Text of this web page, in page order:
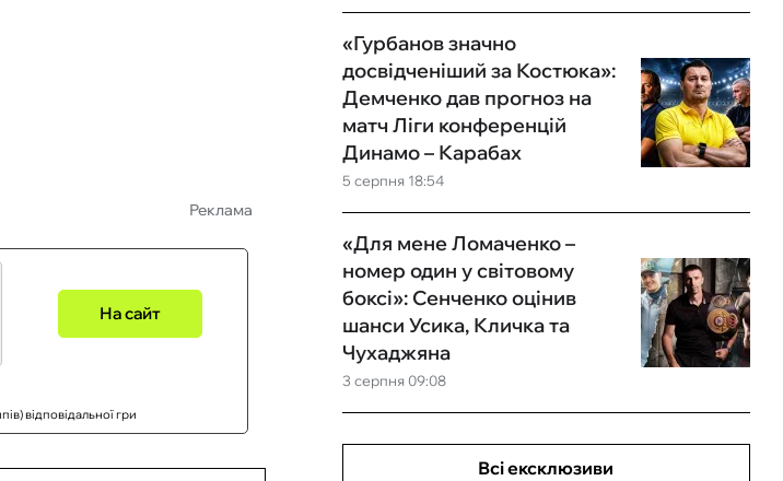
Реклама
На сайт
відповідальної гри
5 серпня 18:54
«Гурбанов значно
досвідченіший за Костюка»:
Демченко дав прогноз на
матч Ліги конференцій
Динамо – Карабах
3 серпня 09:08
«Для мене Ломаченко –
номер один у світовому
боксі»: Сенченко оцінив
шанси Усика, Кличка та
Чухаджяна
Всі ексклюзиви